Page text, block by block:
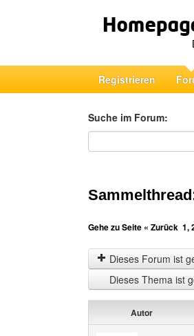
Registrieren
Suche im Forum:
Suche im Forum
Gehe zu Seite « Zurück 1,
Dieses Forum ist
Dieses Thema ist
Autor